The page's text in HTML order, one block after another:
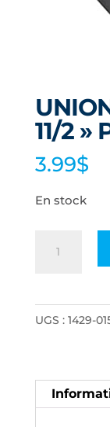
11/2 »
3.99$
En stock
COCHE
X
PVC
UGS : 1429-